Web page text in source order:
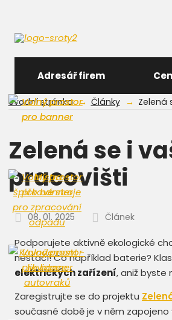
Adresář firem
Úvodní stránka Články Zelená
Zelená se i
pracovišti
08. 01. 2025 Článek
Podporujete aktivně ekologické
nestačí! Co například baterie?
elektrických zařízení, aniž byste
Zaregistrujte se do projektu
současné době je v něm